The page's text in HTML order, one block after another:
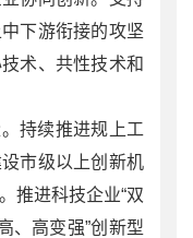
下游衔接的攻坚
术、共性技术和
持续推进规上工
市级以上创新机
推进科技企业“双
、高变强”创新型